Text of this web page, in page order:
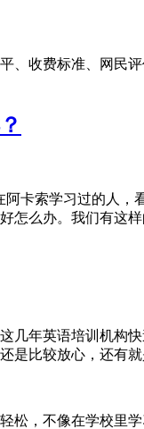
收费标准、网民
卡索学习过的人
怎么办。我们有这
几年英语培训机构
比较放心，还有
松，不像在学校里